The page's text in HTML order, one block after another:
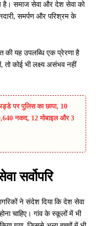
है। समाज सेवा और देश सेवा को
समर्पण और परिश्रम के
यह उपलब्धि एक प्रेरणा है
तो कोई भी लक्ष्य असंभव नहीं
पर पुलिस का छापा, 10
नकद, 12 मोबाइल और 3
सर्वोपरि
ने संदेश दिया कि देश सेवा
चाहिए। गांव के स्कूलों में भी